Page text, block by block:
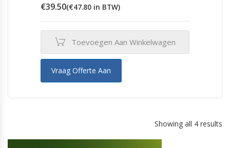
€39.50(€47.80 in BTW)
Toevoegen Aan Winkelwagen
Vraag Offerte Aan
Showing all 4 results